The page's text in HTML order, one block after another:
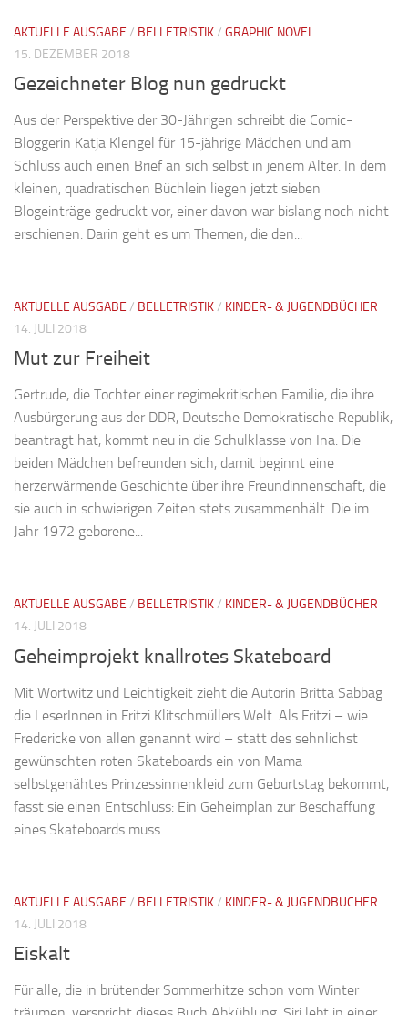
AKTUELLE AUSGABE / BELLETRISTIK/ GRAPHIC NOVEL
15. DEZEMBER 2018
Gezeichneter Blog nun gedruckt
Aus der Perspektive der 30-Jährigen schreibt die Comic-
Bloggerin Katja Klengel für 15-jährige Mädchen und am
Schluss auch einen Brief an sich selbst in jenem Alter. In dem
kleinen, quadratischen Büchlein liegen jetzt sieben
Blogeinträge gedruckt vor, einer davon war bislang noch nicht
erschienen. Darin geht es um Themen, die den...
AKTUELLE AUSGABE / BELLETRISTIK/ KINDER- & JUGENDBÜCHER
14. JULI 2018
Mut zur Freiheit
Gertrude, die Tochter einer regimekritischen Familie, die ihre
Ausbürgerung aus der DDR, Deutsche Demokratische Republik,
beantragt hat, kommt neu in die Schulklasse von Ina. Die
beiden Mädchen befreunden sich, damit beginnt eine
herzerwärmende Geschichte über ihre Freundinnenschaft, die
sie auch in schwierigen Zeiten stets zusammenhält. Die im
Jahr 1972 geborene...
AKTUELLE AUSGABE / BELLETRISTIK/ KINDER- & JUGENDBÜCHER
14. JULI 2018
Geheimprojekt knallrotes Skateboard
Mit Wortwitz und Leichtigkeit zieht die Autorin Britta Sabbag
die LeserInnen in Fritzi Klitschmüllers Welt. Als Fritzi – wie
Fredericke von allen genannt wird – statt des sehnlichst
gewünschten roten Skateboards ein von Mama
selbstgenähtes Prinzessinnenkleid zum Geburtstag bekommt,
fasst sie einen Entschluss: Ein Geheimplan zur Beschaffung
eines Skateboards muss...
AKTUELLE AUSGABE / BELLETRISTIK/ KINDER- & JUGENDBÜCHER
14. JULI 2018
Eiskalt
Für alle, die in brütender Sommerhitze schon vom Winter